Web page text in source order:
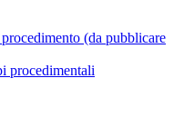
(da pubblicare
procedimentali